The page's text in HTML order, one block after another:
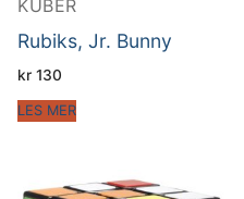
KUBER
Rubiks, Jr. Bunny
kr 130
LES MER